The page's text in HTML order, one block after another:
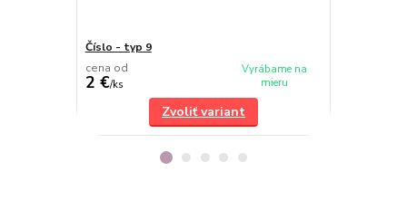
Číslo - typ 9
cena od
2 €/ks
Vyrábame na
mieru
Zvoliť variant